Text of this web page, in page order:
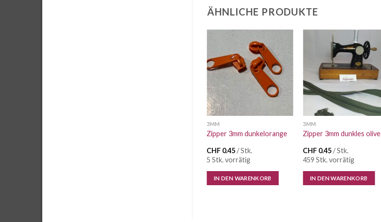
ÄHNLICHE PRODUKTE
Auf die
Wunschliste
3MM
Zipper 3mm dunkelorange
CHF 0.45/ Stk.
5 Stk. vorrätig
IN DEN WARENKORB
Auf die
Wunschliste
3MM
Zipper 3mm dunkles olive
CHF 0.45/ Stk.
459 Stk. vorrätig
IN DEN WARENKORB